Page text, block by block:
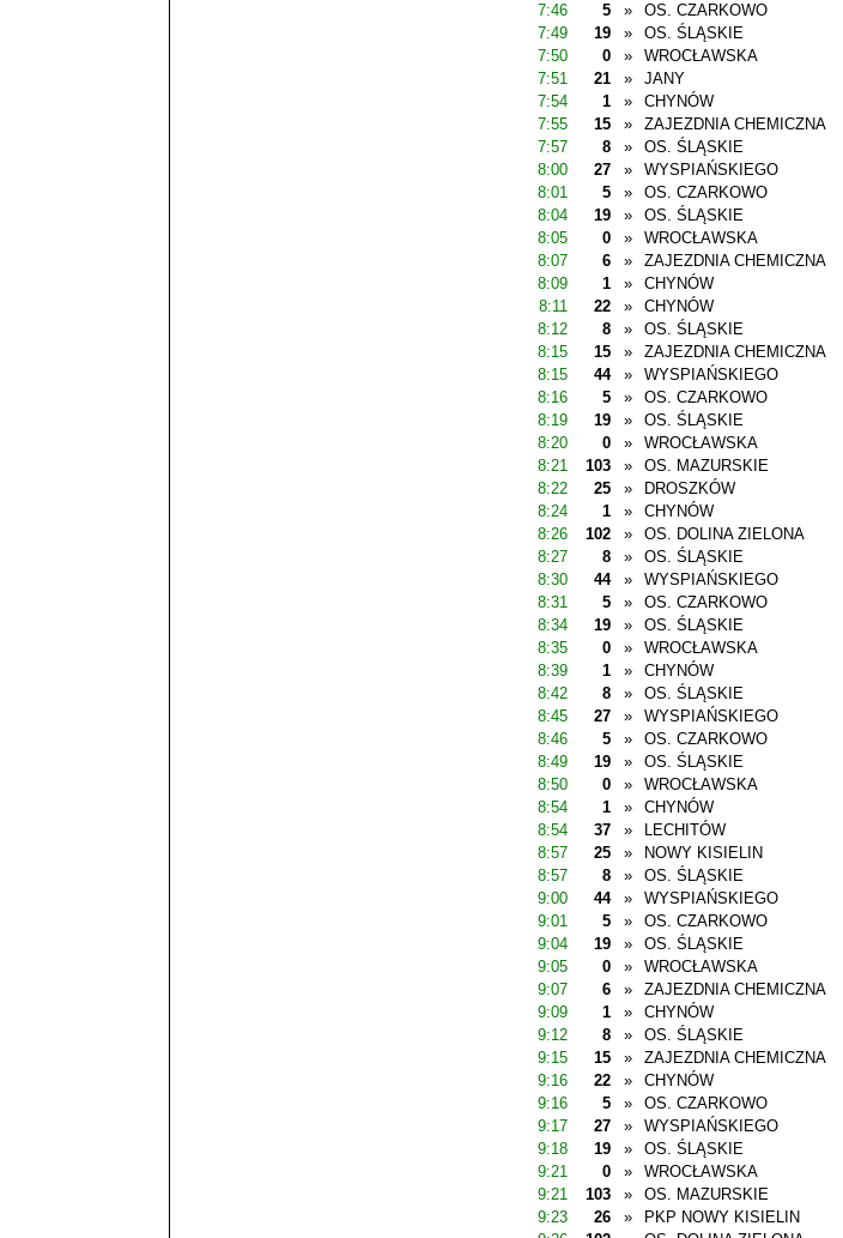
7:46
5 »
OS. CZARKOWO
7:49
19 »
OS. ŚLĄSKIE
7:50
0 »
WROCŁAWSKA
7:51
21 »
JANY
7:54
1 »
CHYNÓW
7:55
15 »
ZAJEZDNIA CHEMICZNA
7:57
8 »
OS. ŚLĄSKIE
8:00
27 »
WYSPIAŃSKIEGO
8:01
5 »
OS. CZARKOWO
8:04
19 »
OS. ŚLĄSKIE
8:05
0 »
WROCŁAWSKA
8:07
6 »
ZAJEZDNIA CHEMICZNA
8:09
1 »
CHYNÓW
8:11
22 »
CHYNÓW
8:12
8 »
OS. ŚLĄSKIE
8:15
15 »
ZAJEZDNIA CHEMICZNA
8:15
44 »
WYSPIAŃSKIEGO
8:16
5 »
OS. CZARKOWO
8:19
19 »
OS. ŚLĄSKIE
8:20
0 »
WROCŁAWSKA
8:21
103 »
OS. MAZURSKIE
8:22
25 »
DROSZKÓW
8:24
1 »
CHYNÓW
8:26
102 »
OS. DOLINA ZIELONA
8:27
8 »
OS. ŚLĄSKIE
8:30
44 »
WYSPIAŃSKIEGO
8:31
5 »
OS. CZARKOWO
8:34
19 »
OS. ŚLĄSKIE
8:35
0 »
WROCŁAWSKA
8:39
1 »
CHYNÓW
8:42
8 »
OS. ŚLĄSKIE
8:45
27 »
WYSPIAŃSKIEGO
8:46
5 »
OS. CZARKOWO
8:49
19 »
OS. ŚLĄSKIE
8:50
0 »
WROCŁAWSKA
8:54
1 »
CHYNÓW
8:54
37 »
LECHITÓW
8:57
25 »
NOWY KISIELIN
8:57
8 »
OS. ŚLĄSKIE
9:00
44 »
WYSPIAŃSKIEGO
9:01
5 »
OS. CZARKOWO
9:04
19 »
OS. ŚLĄSKIE
9:05
0 »
WROCŁAWSKA
9:07
6 »
ZAJEZDNIA CHEMICZNA
9:09
1 »
CHYNÓW
9:12
8 »
OS. ŚLĄSKIE
9:15
15 »
ZAJEZDNIA CHEMICZNA
9:16
22 »
CHYNÓW
9:16
5 »
OS. CZARKOWO
9:17
27 »
WYSPIAŃSKIEGO
9:18
19 »
OS. ŚLĄSKIE
9:21
0 »
WROCŁAWSKA
9:21
103 »
OS. MAZURSKIE
9:23
26 »
PKP NOWY KISIELIN